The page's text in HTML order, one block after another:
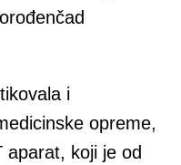
i
opreme,
aparat, koji je od